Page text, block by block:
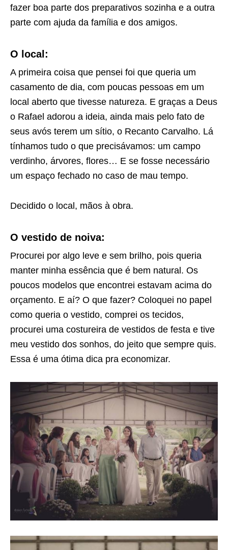
fazer boa parte dos preparativos sozinha e a outra
parte com ajuda da família e dos amigos.
O local:
A primeira coisa que pensei foi que queria um
casamento de dia, com poucas pessoas em um
local aberto que tivesse natureza. E graças a Deus
o Rafael adorou a ideia, ainda mais pelo fato de
seus avós terem um sítio, o Recanto Carvalho. Lá
tínhamos tudo o que precisávamos: um campo
verdinho, árvores, flores… E se fosse necessário
um espaço fechado no caso de mau tempo.
Decidido o local, mãos à obra.
O vestido de noiva:
Procurei por algo leve e sem brilho, pois queria
manter minha essência que é bem natural. Os
poucos modelos que encontrei estavam acima do
orçamento. E aí? O que fazer? Coloquei no papel
como queria o vestido, comprei os tecidos,
procurei uma costureira de vestidos de festa e tive
meu vestido dos sonhos, do jeito que sempre quis.
Essa é uma ótima dica pra economizar.